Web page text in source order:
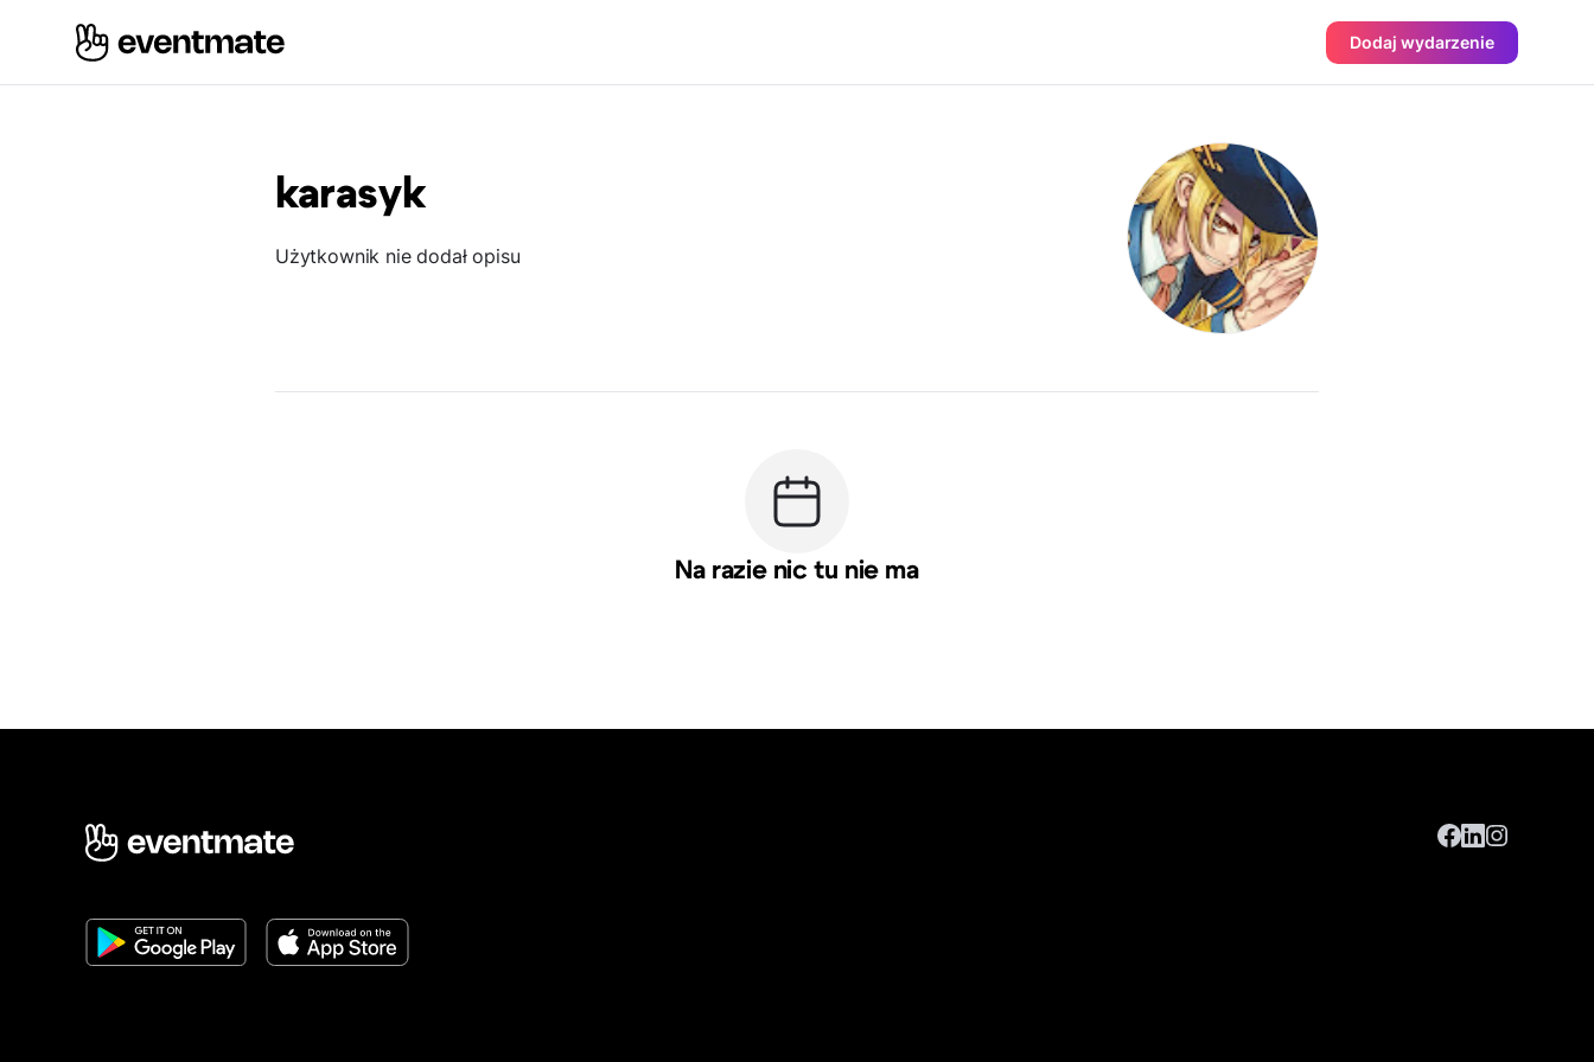
Dodaj wydarzenie
karasyk
Użytkownik nie dodał opisu
Na razie nic tu nie ma